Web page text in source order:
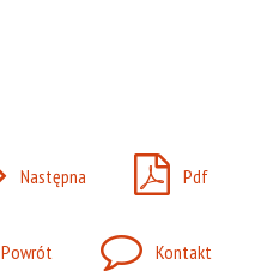
Następna Pdf
Powrót Kontakt